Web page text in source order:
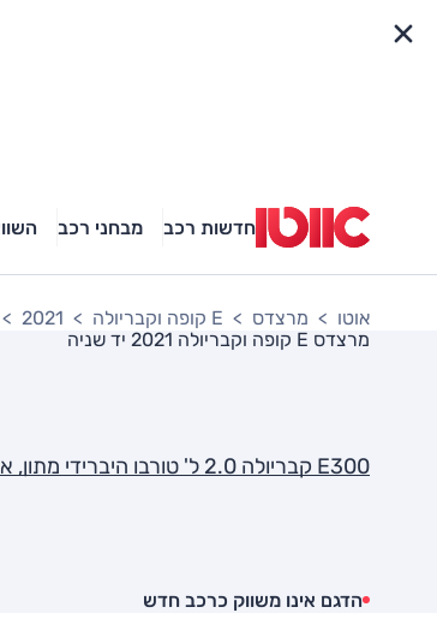
חדשות רכב מבחני רכב
אוטו מרצדס E קופה וקבריולה 2021
מרצדס E קופה וקבריולה 2021
יד שניה
E300 קבריולה 2.0 ל' טורבו היברידי מתון, אוט', AMG Line
הדגם אינו משווק כרכב חדש